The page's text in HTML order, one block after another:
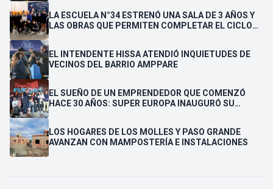
LA ESCUELA N°34 ESTRENÓ UNA SALA DE 3 AÑOS Y
LAS OBRAS QUE PERMITEN COMPLETAR EL CICLO
EL INTENDENTE HISSA ATENDIÓ INQUIETUDES DE
VECINOS DEL BARRIO AMPPARE
EL SUEÑO DE UN EMPRENDEDOR QUE COMENZÓ
HACE 30 AÑOS: SUPER EUROPA INAUGURÓ SU
LOS HOGARES DE LOS MOLLES Y PASO GRANDE
AVANZAN CON MAMPOSTERÍA E INSTALACIONES